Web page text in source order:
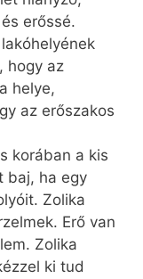
erőssé.
hogy az
helye,
az erőszakos
korában a kis
baj, ha egy
Zolika
Erő van
Zolika
ki tud